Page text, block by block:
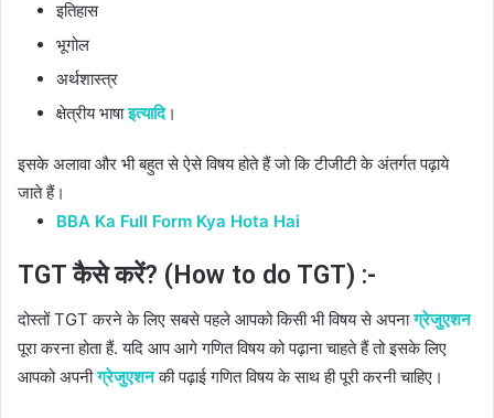
इतिहास
भूगोल
अर्थशास्त्र
क्षेत्रीय भाषाइत्यादि।
इसके अलावा और भी बहुत से ऐसे विषय होते हैं जो कि टीजीटी के अंतर्गत पढ़ाये
जाते हैं।
BBA Ka Full Form Kya Hota Hai
TGT कैसे करें? (How to do TGT) :-
दोस्तों TGT करने के लिए सबसे पहले आपको किसी भी विषय से अपनाग्रेजुएशन
पूरा करना होता हैं. यदि आप आगे गणित विषय को पढ़ाना चाहते हैं तो इसके लिए
आपको अपनीग्रेजुएशनकी पढ़ाई गणित विषय के साथ ही पूरी करनी चाहिए।